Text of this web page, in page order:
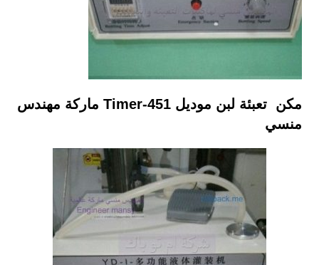
مكن تعبئة لبن موديل 451-Timer
ماركة مهندس
منسي